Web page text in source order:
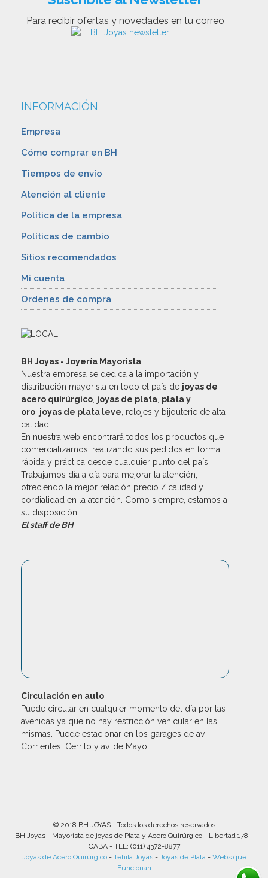
Para recibir ofertas y novedades en tu correo
INFORMACIÓN
Empresa
Cómo comprar en BH
Tiempos de envío
Atención al cliente
Política de la empresa
Políticas de cambio
Sitios recomendados
Mi cuenta
Ordenes de compra
BH Joyas - Joyería Mayorista
Nuestra empresa se dedica a la importación y
distribución mayorista en todo el país de joyas de
acero quirúrgico joyas de plata plata y
oro joyas de plata leve , relojes y bijouterie de alta
calidad.
En nuestra web encontrará todos los productos que
comercializamos, realizando sus pedidos en forma
rápida y práctica desde cualquier punto del país.
Trabajamos día a día para mejorar la atención,
ofreciendo la mejor relación precio / calidad y
cordialidad en la atención. Como siempre, estamos a
su disposición!
El staff de BH
Circulación en auto
Puede circular en cualquier momento del día por las
avenidas ya que no hay restricción vehicular en las
mismas. Puede estacionar en los garages de av.
Corrientes, Cerrito y av. de Mayo.
© 2018 BH JOYAS - Todos los derechos reservados
BH Joyas - Mayorista de joyas de Plata y Acero Quirúrgico - Libertad 178 -
CABA - TEL: (011) 4372-8877
Joyas de Acero Quirúrgico- Tehilá Joyas- Joyas de Plata - Webs que
Funcionan